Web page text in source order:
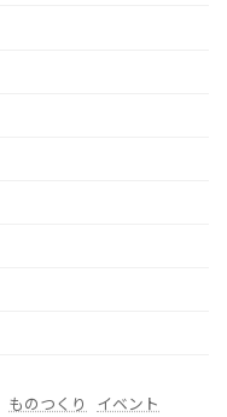
ものつくり イベント